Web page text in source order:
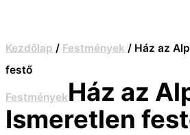
Kezdőlap / Festmények / Ház az
festő
FestményekHáz az
Ismeretlen